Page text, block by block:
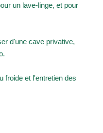
un lave-linge, et pour
d'une cave privative,
froide et l'entretien des